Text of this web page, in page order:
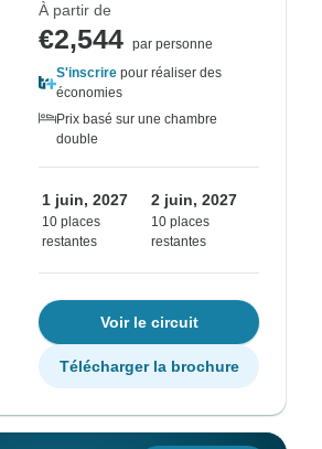
À partir de
€2,544 par personne
S'inscrire pour réaliser des
économies
Prix basé sur une chambre
double
1 juin, 2027
10 places
restantes
2 juin, 2027
10 places
restantes
Voir le circuit
Télécharger la brochure